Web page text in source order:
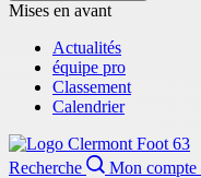
Mises en avant
Actualités
équipe pro
Classement
Calendrier
Recherche
Mon compte